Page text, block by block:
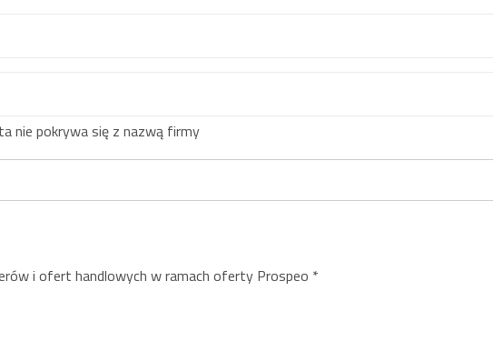
nie pokrywa się z nazwą firmy
i ofert handlowych w ramach oferty Prospeo *